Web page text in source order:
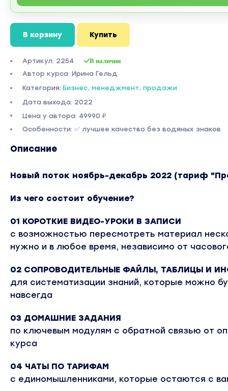
В корзину Купить
Артикул: 2254 В наличии
Автор курса: Ирина Гельд
Категория: Бизнес, менеджмент, продажи
Дата выхода: 2022
Цена у автора: 49990 ₽
Особенности: ✅ лучшее качество без водяных знаков
Описание
Новый поток ноябрь-декабрь 2022 (тариф
Из чего состоит обучение?
01 КОРОТКИЕ ВИДЕО-УРОКИ В ЗАПИСИ
с возможностью пересмотреть материал
нужно и в любое время, независимо от
02 СОПРОВОДИТЕЛЬНЫЕ ФАЙЛЫ, ТАБЛИЦЫ И
для систематизации знаний, которые можно
навсегда
03 ДОМАШНИЕ ЗАДАНИЯ
по ключевым модулям с обратной связью от
курса
04 ЧАТЫ ПО ТАРИФАМ
с единомышленниками, которые остаются с